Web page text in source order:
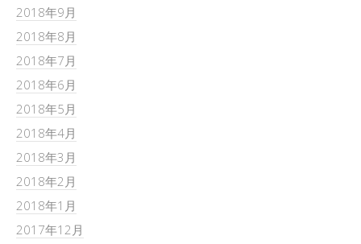
2018年9月
2018年8月
2018年7月
2018年6月
2018年5月
2018年4月
2018年3月
2018年2月
2018年1月
2017年12月